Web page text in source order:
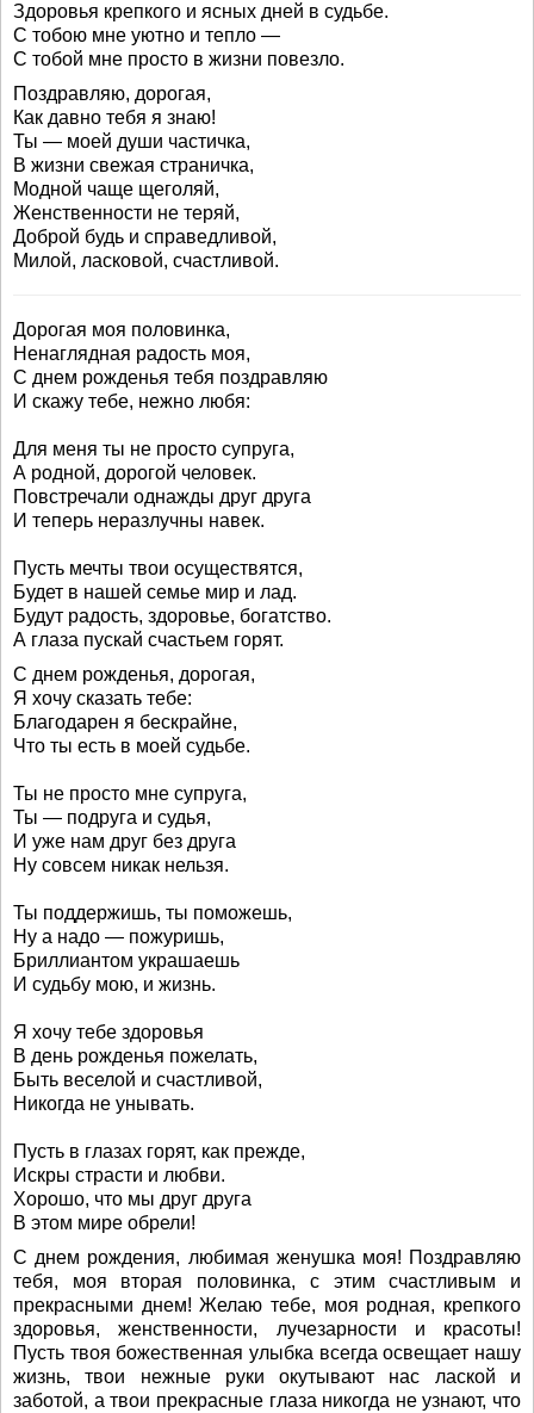
Здоровья крепкого и ясных дней в судьбе.
С тобою мне уютно и тепло —
С тобой мне просто в жизни повезло.
Поздравляю, дорогая,
Как давно тебя я знаю!
Ты — моей души частичка,
В жизни свежая страничка,
Модной чаще щеголяй,
Женственности не теряй,
Доброй будь и справедливой,
Милой, ласковой, счастливой.
Дорогая моя половинка,
Ненаглядная радость моя,
С днем рожденья тебя поздравляю
И скажу тебе, нежно любя:
Для меня ты не просто супруга,
А родной, дорогой человек.
Повстречали однажды друг друга
И теперь неразлучны навек.
Пусть мечты твои осуществятся,
Будет в нашей семье мир и лад.
Будут радость, здоровье, богатство.
А глаза пускай счастьем горят.
С днем рожденья, дорогая,
Я хочу сказать тебе:
Благодарен я бескрайне,
Что ты есть в моей судьбе.
Ты не просто мне супруга,
Ты — подруга и судья,
И уже нам друг без друга
Ну совсем никак нельзя.
Ты поддержишь, ты поможешь,
Ну а надо — пожуришь,
Бриллиантом украшаешь
И судьбу мою, и жизнь.
Я хочу тебе здоровья
В день рожденья пожелать,
Быть веселой и счастливой,
Никогда не унывать.
Пусть в глазах горят, как прежде,
Искры страсти и любви.
Хорошо, что мы друг друга
В этом мире обрели!
С днем рождения, любимая женушка моя! Поздравляю
тебя, моя вторая половинка, с этим счастливым и
прекрасными днем! Желаю тебе, моя родная, крепкого
здоровья, женственности, лучезарности и красоты!
Пусть твоя божественная улыбка всегда освещает нашу
жизнь, твои нежные руки окутывают нас лаской и
заботой, а твои прекрасные глаза никогда не узнают, что